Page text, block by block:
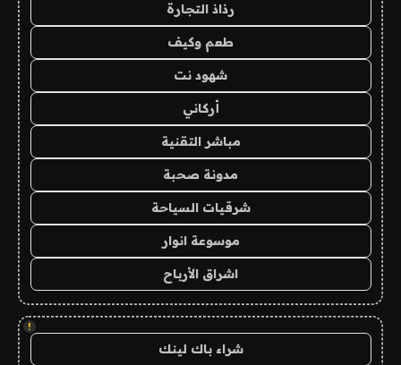
رذاذ التجارة
طعم وكيف
شهود نت
أركاني
مباشر التقنية
مدونة صحبة
شرقيات السياحة
موسوعة انوار
اشراق الأرباح
!
شراء باك لينك